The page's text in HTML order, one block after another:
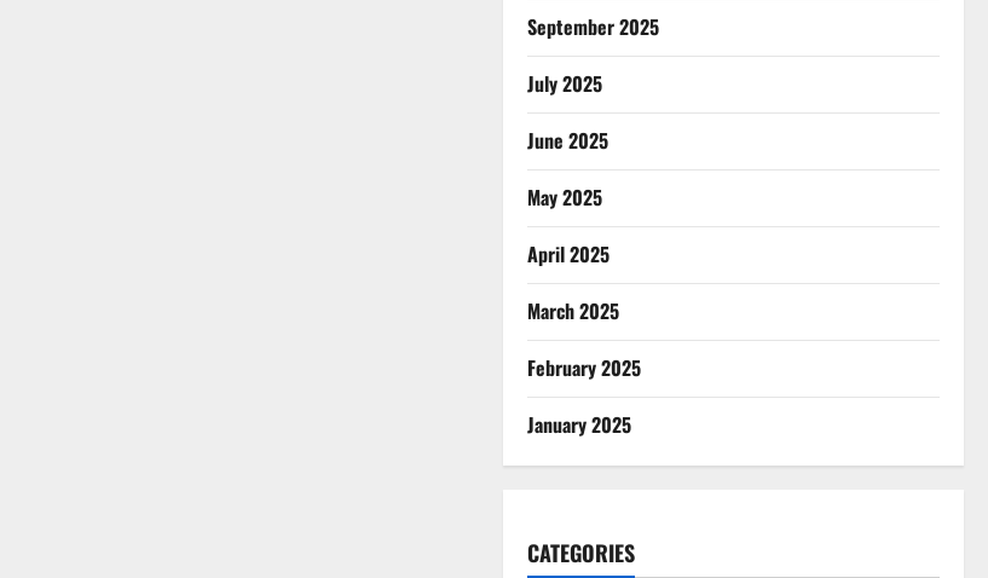
September 2025
July 2025
June 2025
May 2025
April 2025
March 2025
February 2025
January 2025
CATEGORIES